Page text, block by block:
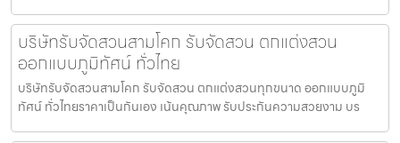
บริษัทรับจัดสวนสามโคก รับจัดสวน ตกแต่งสวน
ออกแบบภูมิทัศน์ ทั่วไทย
บริษัทรับจัดสวนสามโคก รับจัดสวน ตกแต่งสวนทุกขนาด ออกแบบภูมิ
ทัศน์ ทั่วไทยราคาเป็นกันเอง เน้นคุณภาพ รับประกันความสวยงาม บร